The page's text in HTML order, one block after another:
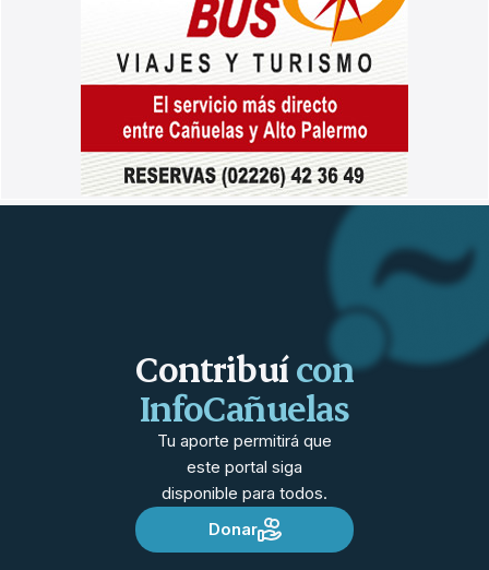
Contribuícon
InfoCañuelas
Tu aporte permitirá que
este portal siga
disponible para todos.
Donar